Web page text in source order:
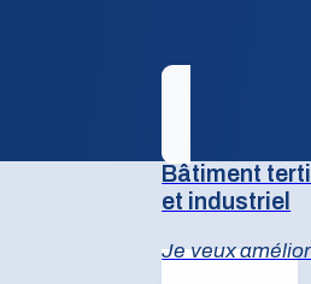
Bâtiment
et industriel
Je veux